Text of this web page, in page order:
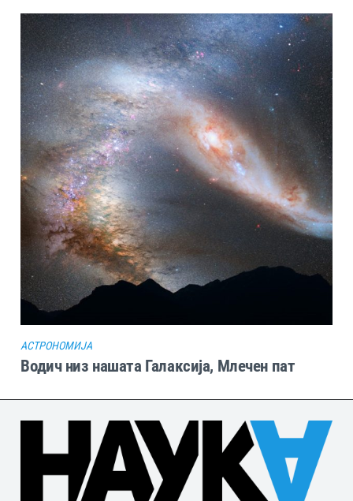
АСТРОНОМИЈА
Водич низ нашата Галаксија, Млечен пат